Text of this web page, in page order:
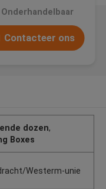
Pharma
Onderhandelbaar
Contacteer ons
dozen,
Boxes
Westerm-unie